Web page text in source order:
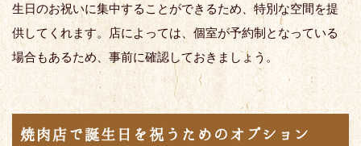
生日のお祝いに集中することができるため、特別な空間を提
供してくれます。店によっては、個室が予約制となっている
場合もあるため、事前に確認しておきましょう。
焼肉店で誕生日を祝うためのオプション